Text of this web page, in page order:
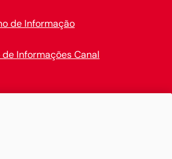
de Informação
Informações Canal